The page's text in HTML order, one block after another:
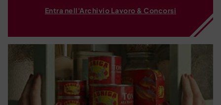
Entra nell'Archivio Lavoro & Concorsi